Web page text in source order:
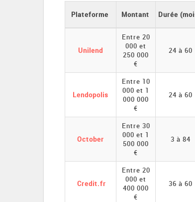
Plateforme Montant Durée
Unilend
Entre 20
000 et
250 000
€
24 à 60
Lendopolis
Entre 10
000 et 1
000 000
€
24 à 60
October
Entre 30
000 et 1
500 000
€
3 à 84
Credit.fr
Entre 20
000 et
400 000
€
36 à 60